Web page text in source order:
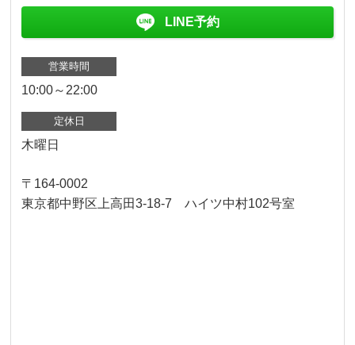
LINE予約
営業時間
10:00～22:00
定休日
木曜日
〒164-0002
東京都中野区上高田3-18-7 ハイツ中村102号室